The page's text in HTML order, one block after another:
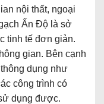
nội thất, ngoại
Ấn Độ là sở
tinh tế đơn giản.
gian. Bên cạnh
dụng như
công trình có
dụng được.